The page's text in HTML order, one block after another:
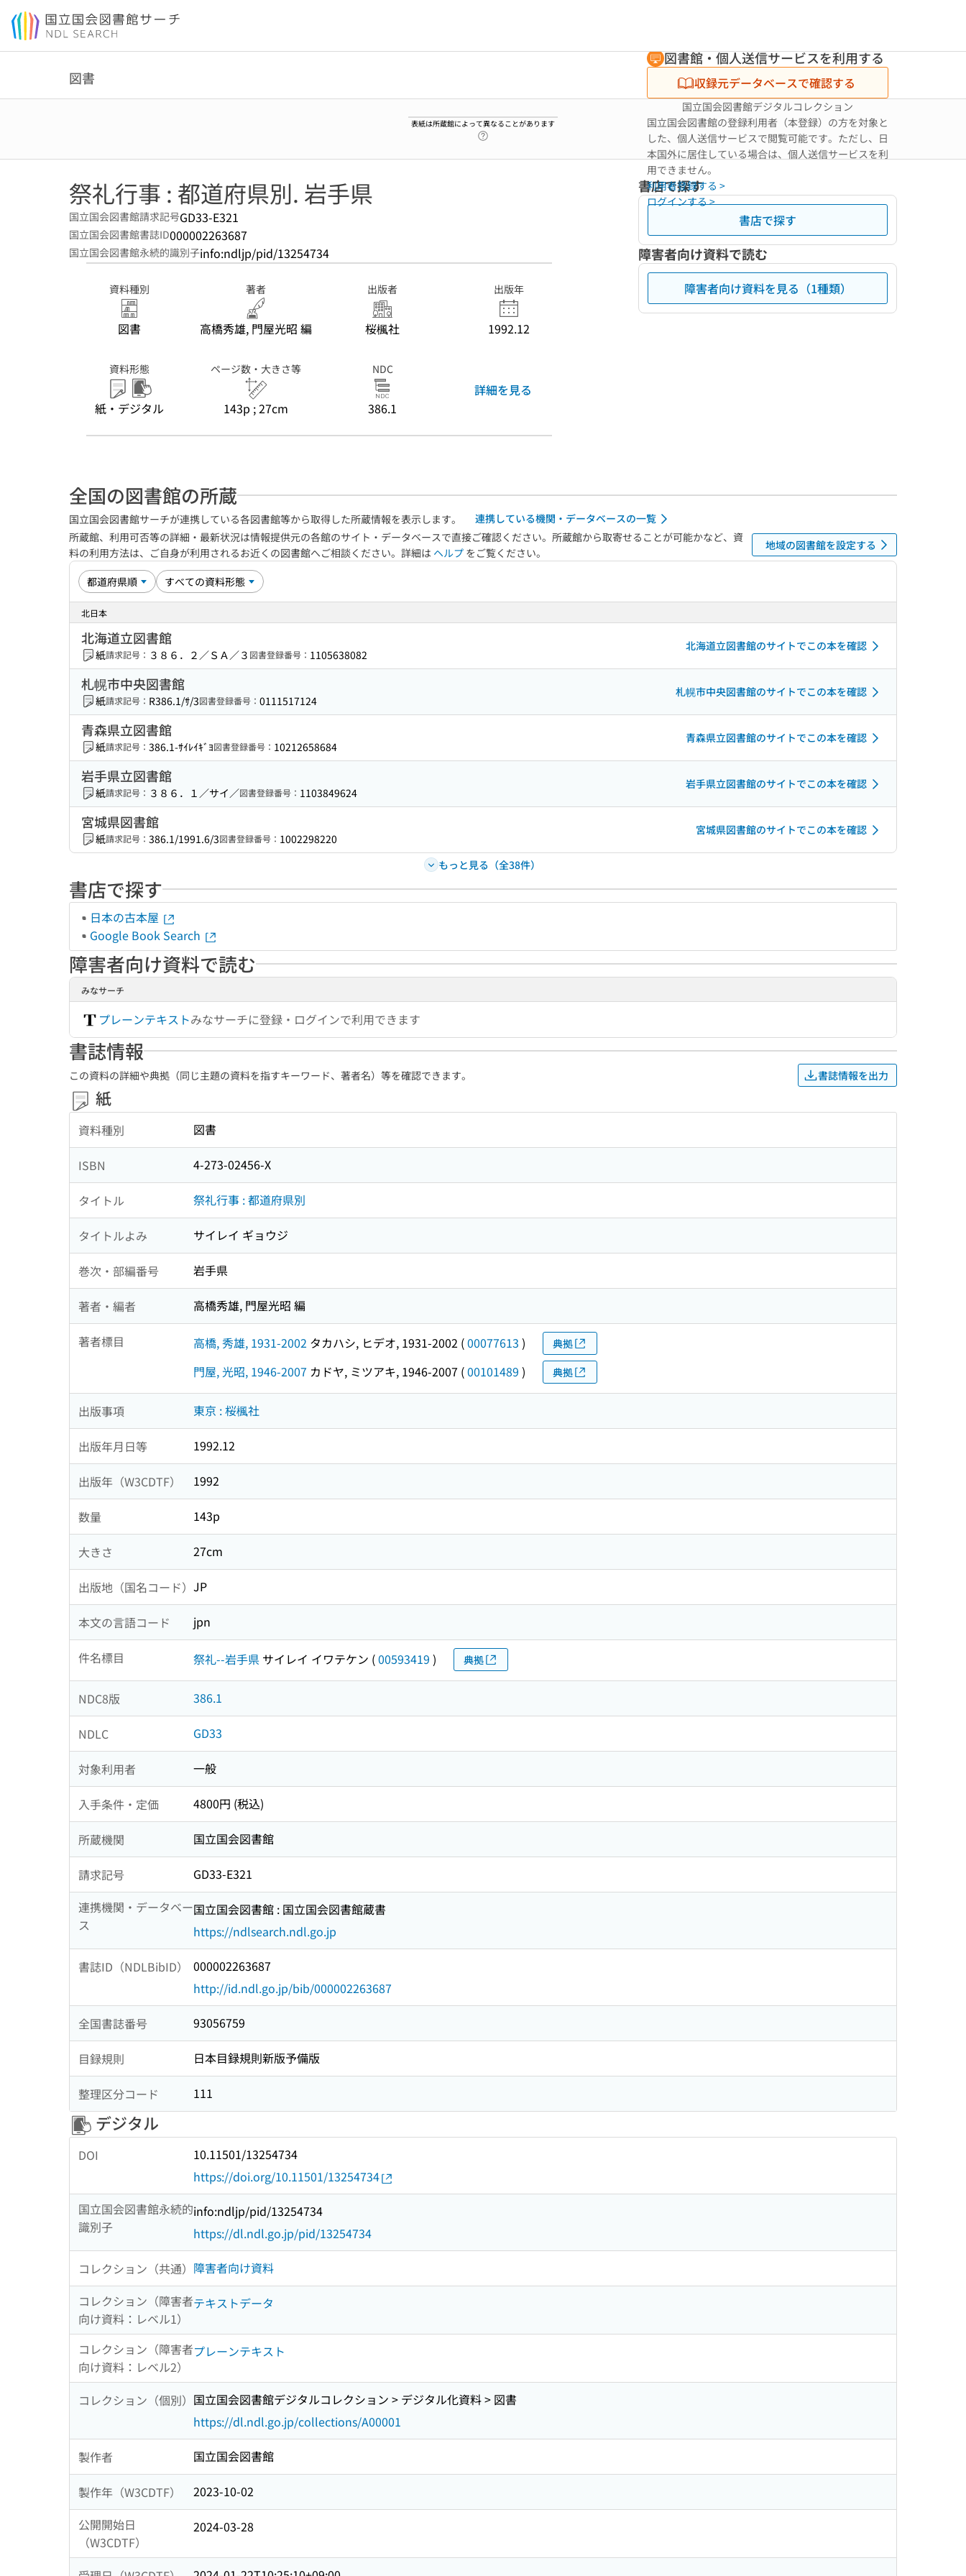
本文へ移動
図書
表紙は所蔵館によって異なることがあります
図書館・個人送信サービスを利用する
収録元データベースで確認する
国立国会図書館デジタルコレクション
国立国会図書館の登録利用者（本登録）の方を対象と
した、個人送信サービスで閲覧可能です。ただし、日
本国外に居住している場合は、個人送信サービスを利
用できません。
利用者登録する >
ログインする >
祭礼行事 : 都道府県別. 岩手県
国立国会図書館請求記号GD33-E321
国立国会図書館書誌ID000002263687
国立国会図書館永続的識別子info:ndljp/pid/13254734
資料種別
図書
著者
高橋秀雄, 門屋光昭 編
出版者
桜楓社
出版年
1992.12
資料形態
紙・デジタル
ページ数・大きさ等
143p ; 27cm
NDC
386.1
詳細を見る
書店で探す
書店で探す
障害者向け資料で読む
障害者向け資料を見る（1種類）
全国の図書館の所蔵
国立国会図書館サーチが連携している各図書館等から取得した所蔵情報を表示します。
連携している機関・データベースの一覧
所蔵館、利用可否等の詳細・最新状況は情報提供元の各館のサイト・データベースで直接ご確認ください。所蔵館から取寄せることが可能かなど、資
料の利用方法は、ご自身が利用されるお近くの図書館へご相談ください。詳細は ヘルプ をご覧ください。
地域の図書館を設定する
北日本
北海道立図書館
紙請求記号： ３８６．２／ＳＡ／３ 図書登録番号： 1105638082
北海道立図書館のサイトでこの本を確認
札幌市中央図書館
紙請求記号： R386.1/ｻ/3図書登録番号： 0111517124
札幌市中央図書館のサイトでこの本を確認
青森県立図書館
紙請求記号： 386.1-ｻｲﾚｲｷﾞﾖ図書登録番号： 10212658684
青森県立図書館のサイトでこの本を確認
岩手県立図書館
紙請求記号： ３８６．１／サイ／図書登録番号： 1103849624
岩手県立図書館のサイトでこの本を確認
宮城県図書館
紙請求記号： 386.1/1991.6/3図書登録番号： 1002298220
宮城県図書館のサイトでこの本を確認
もっと見る（全38件）
書店で探す
日本の古本屋
Google Book Search
障害者向け資料で読む
みなサーチ
プレーンテキストみなサーチに登録・ログインで利用できます
書誌情報
この資料の詳細や典拠（同じ主題の資料を指すキーワード、著者名）等を確認できます。 書誌情報を出力
紙
資料種別 図書
ISBN 4-273-02456-X
タイトル 祭礼行事 : 都道府県別
タイトルよみ サイレイ ギョウジ
巻次・部編番号 岩手県
著者・編者 高橋秀雄, 門屋光昭 編
著者標目 高橋, 秀雄, 1931-2002 タカハシ, ヒデオ, 1931-2002 (00077613 ) 典拠
門屋, 光昭, 1946-2007 カドヤ, ミツアキ, 1946-2007 (00101489 ) 典拠
出版事項 東京 : 桜楓社
出版年月日等 1992.12
出版年（W3CDTF） 1992
数量 143p
大きさ 27cm
出版地（国名コード） JP
本文の言語コード jpn
件名標目 祭礼--岩手県 サイレイ イワテケン (00593419 ) 典拠
NDC8版 386.1
NDLC GD33
対象利用者 一般
入手条件・定価 4800円 (税込)
所蔵機関 国立国会図書館
請求記号
GD33-E321
連携機関・データベー
ス
国立国会図書館 : 国立国会図書館蔵書
https://ndlsearch.ndl.go.jp
書誌ID（NDLBibID）
000002263687
http://id.ndl.go.jp/bib/000002263687
全国書誌番号 93056759
目録規則 日本目録規則新版予備版
整理区分コード 111
デジタル
DOI
10.11501/13254734
https://doi.org/10.11501/13254734
国立国会図書館永続的
識別子
info:ndljp/pid/13254734
https://dl.ndl.go.jp/pid/13254734
コレクション（共通） 障害者向け資料
コレクション（障害者
向け資料：レベル1）
テキストデータ
コレクション（障害者
向け資料：レベル2）
プレーンテキスト
コレクション（個別） 国立国会図書館デジタルコレクション > デジタル化資料 > 図書
https://dl.ndl.go.jp/collections/A00001
製作者 国立国会図書館
製作年（W3CDTF）
2023-10-02
公開開始日
（W3CDTF）
2024-03-28